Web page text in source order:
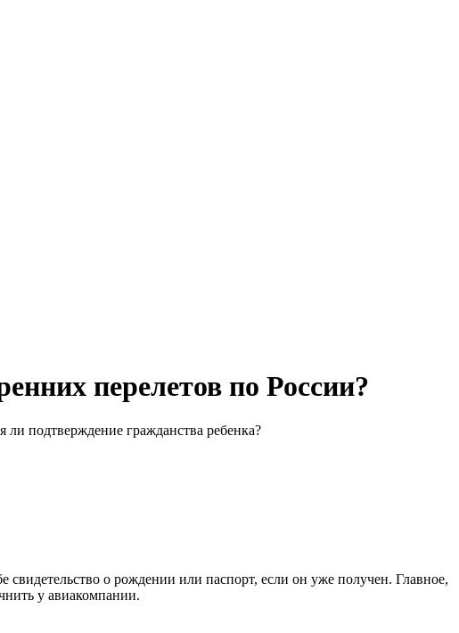
перелетов по России?
подтверждение гражданства ребенка?
свидетельство о рождении или паспорт, если он уже получен. Главное,
у авиакомпании.